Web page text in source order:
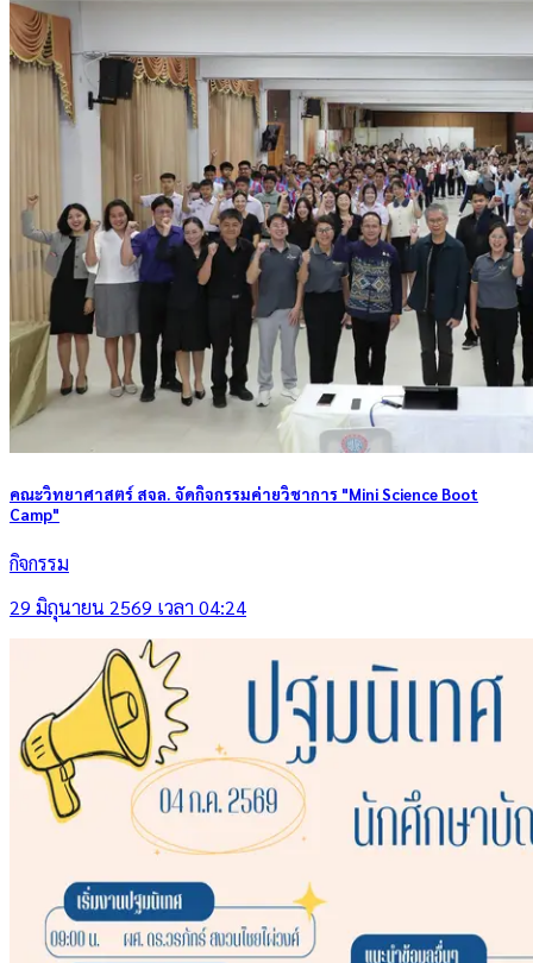
คณะวิทยาศาสตร์ สจล. จัดกิจกรรมค่ายวิชาการ "Mini Science Boot
Camp"
กิจกรรม
29 มิถุนายน 2569 เวลา 04:24